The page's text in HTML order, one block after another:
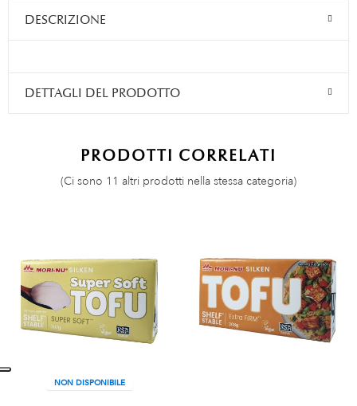
DESCRIZIONE
DETTAGLI DEL PRODOTTO
PRODOTTI CORRELATI
(Ci sono 11 altri prodotti nella stessa categoria)
NON DISPONIBILE